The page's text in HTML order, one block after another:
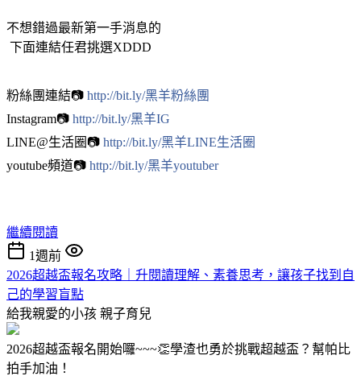
不想錯過最新第一手消息的
下面連結任君挑選XDDD
粉絲團連結📷 http://bit.ly/黑羊粉絲團
Instagram📷 http://bit.ly/黑羊IG
LINE@生活圈📷 http://bit.ly/黑羊LINE生活圈
youtube頻道📷 http://bit.ly/黑羊youtuber
繼續閱讀
1週前
2026超越盃報名攻略｜升閱讀理解、素養思考，讓孩子找到自
己的學習盲點
給我親愛的小孩 親子育兒
2026超越盃報名開始囉~~~👏學渣也勇於挑戰超越盃？幫帕比
拍手加油！